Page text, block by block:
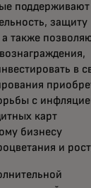
поддерживают
защиту
а также
в
с
карт
бизнесу
и